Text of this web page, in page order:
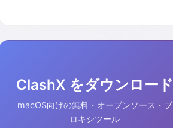
ClashX をダウンロード
macOS向けの無料・オープンソース・プ
ロキシツール